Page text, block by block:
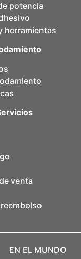
potencia
herramientas
venta
EN EL MUNDO